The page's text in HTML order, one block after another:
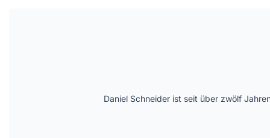
Daniel Schneider ist seit über zwölf